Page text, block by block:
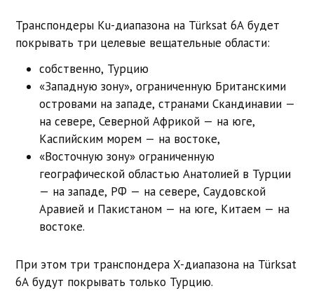
Транспондеры Ku-диапазона на Türksat 6A будет
покрывать три целевые вещательные области:
собственно, Турцию
«Западную зону», ограниченную Британскими
островами на западе, странами Скандинавии —
на севере, Северной Африкой — на юге,
Каспийским морем — на востоке,
«Восточную зону» ограниченную
географической областью Анатолией в Турции
— на западе, РФ — на севере, Саудовской
Аравией и Пакистаном — на юге, Китаем — на
востоке.
При этом три транспондера X-диапазона на Türksat
6A будут покрывать только Турцию.